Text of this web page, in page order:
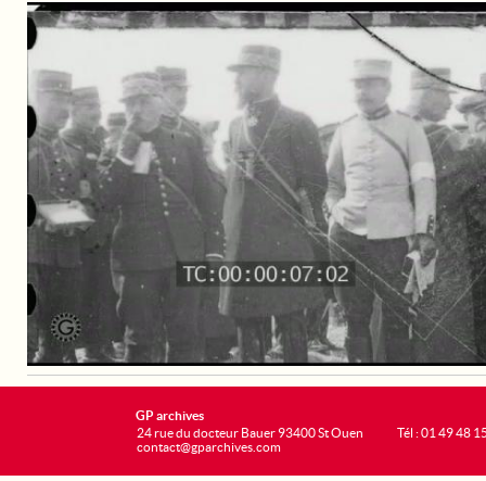
GP archives
24 rue du docteur Bauer 93400 St Ouen
contact@gparchives.com
Tél : 01 49 48